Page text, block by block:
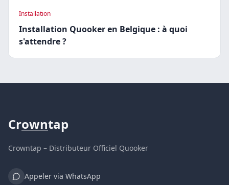
Installation
Installation Quooker en Belgique : à quoi
s'attendre ?
Crowntap
Crowntap – Distributeur Officiel Quooker
Appeler via WhatsApp